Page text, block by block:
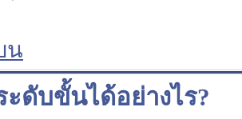
น
ะดับขั้นได้อย่างไร?